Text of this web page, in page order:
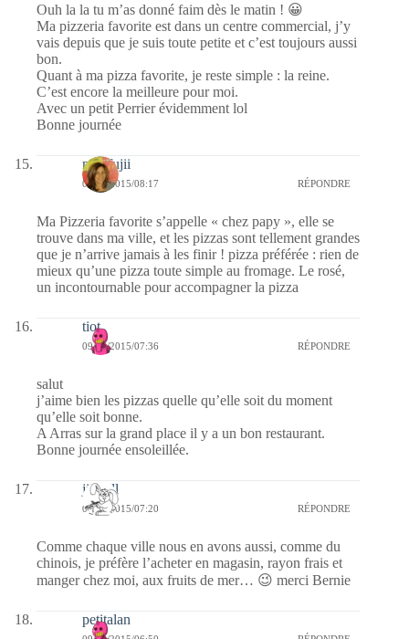
Ouh la la tu m’as donné faim dès le matin ! 😀
Ma pizzeria favorite est dans un centre commercial, j’y
vais depuis que je suis toute petite et c’est toujours aussi
bon.
Quant à ma pizza favorite, je reste simple : la reine.
C’est encore la meilleure pour moi.
Avec un petit Perrier évidemment lol
Bonne journée
missfujii
09/06/2015/08:17 RÉPONDRE
Ma Pizzeria favorite s’appelle « chez papy », elle se
trouve dans ma ville, et les pizzas sont tellement grandes
que je n’arrive jamais à les finir ! pizza préférée : rien de
mieux qu’une pizza toute simple au fromage. Le rosé,
un incontournable pour accompagner la pizza
tiot
09/06/2015/07:36 RÉPONDRE
salut
j’aime bien les pizzas quelle qu’elle soit du moment
qu’elle soit bonne.
A Arras sur la grand place il y a un bon restaurant.
Bonne journée ensoleillée.
jill bill
09/06/2015/07:20 RÉPONDRE
Comme chaque ville nous en avons aussi, comme du
chinois, je préfère l’acheter en magasin, rayon frais et
manger chez moi, aux fruits de mer… 😉 merci Bernie
petitalan